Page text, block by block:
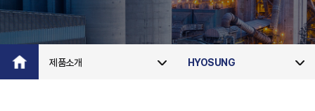
제품소개 HYOSUNG